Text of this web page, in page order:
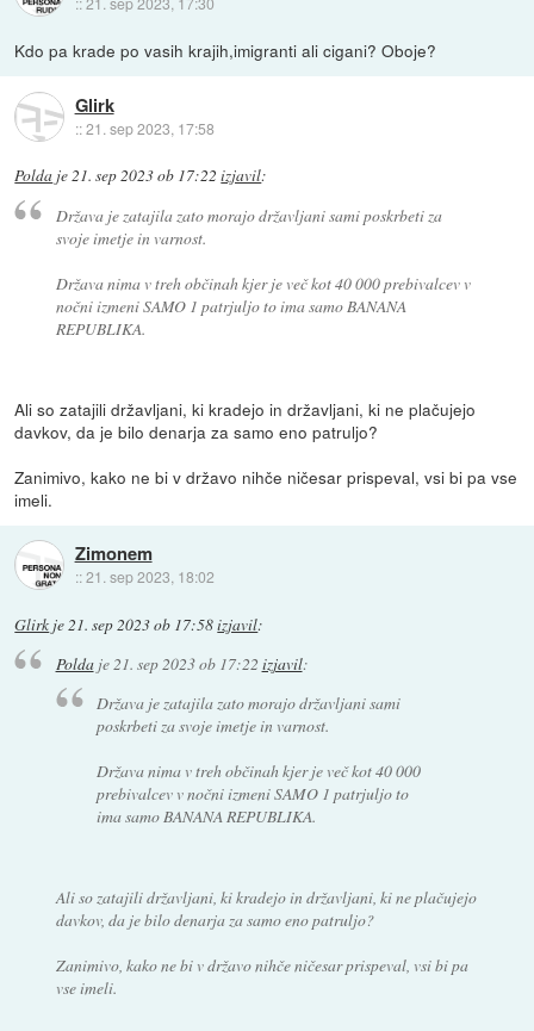
Kdo pa krade po vasih krajih,imigranti ali cigani? Oboje?
Glirk
::21. sep 2023, 17:58
Polda je21. sep 2023 ob 17:22 izjavil:
Država je zatajila zato morajo državljani sami poskrbeti za
svoje imetje in varnost.
Država nima v treh občinah kjer je več kot 40 000 prebivalcev v
nočni izmeni SAMO 1 patrjuljo to ima samo BANANA
REPUBLIKA.
Ali so zatajili državljani, ki kradejo in državljani, ki ne plačujejo
davkov, da je bilo denarja za samo eno patruljo?
Zanimivo, kako ne bi v državo nihče ničesar prispeval, vsi bi pa vse
imeli.
Zimonem
::21. sep 2023, 18:02
Glirk je21. sep 2023 ob 17:58izjavil:
Poldaje21. sep 2023 ob 17:22 izjavil:
Država je zatajila zato morajo državljani sami
poskrbeti za svoje imetje in varnost.
Država nima v treh občinah kjer je več kot 40 000
prebivalcev v nočni izmeni SAMO 1 patrjuljo to
ima samo BANANA REPUBLIKA.
Ali so zatajili državljani, ki kradejo in državljani, ki ne plačujejo
davkov, da je bilo denarja za samo eno patruljo?
Zanimivo, kako ne bi v državo nihče ničesar prispeval, vsi bi pa
vse imeli.